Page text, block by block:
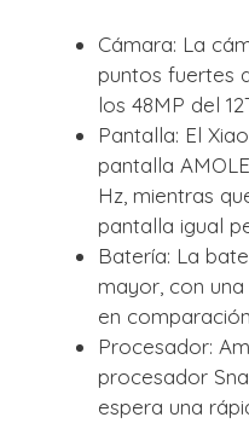
Cámara: La
puntos fuertes
los 48MP del
Pantalla: El
pantalla
Hz, mientras
pantalla igual
Batería: La
mayor, con
en
Procesador:
procesador
espera una